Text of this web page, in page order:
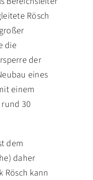
Rösch
die
der
eines
einem
30
dem
daher
Rösch kann